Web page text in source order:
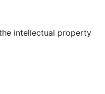
intellectual property